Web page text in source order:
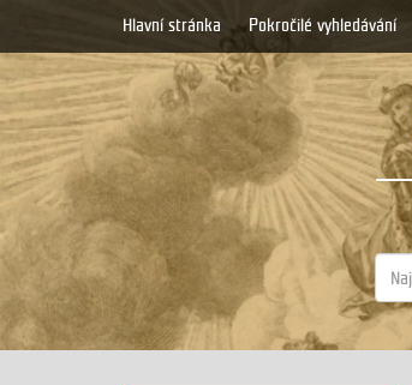
Hlavní stránka Pokročilé vyhledávání